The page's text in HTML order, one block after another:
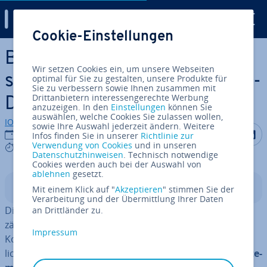
Zum Haupt­in­halt springen
Batch-Datei erstellen: So
schreiben Sie Ihre eigene Bat-
Datei
IONOS Redaktion
01.03.2022
7 mins
Auf Auf
In­halts­ver­zeich­nis
Die cmd.exe, auch als Ein­ga­be­auf­for­de­rung bekannt,
zählt zu Windows ältesten Software-Kom­po­nen­ten. Das
Kom­man­do­zei­len-Tool bietet seit Jahr­zehn­ten die Mög­
lich­keit, direkte Än­de­run­gen an
Microsoft-Be­triebs­sys­te­
Cookie-Einstellungen
Wir setzen Cookies ein, um unsere Webseiten
optimal für Sie zu gestalten, unsere Produkte für
Sie zu verbessern sowie Ihnen zusammen mit
Drittanbietern interessengerechte Werbung
anzuzeigen. In den Einstellungen können Sie
auswählen, welche Cookies Sie zulassen wollen,
sowie Ihre Auswahl jederzeit ändern. Weitere
Infos finden Sie in unserer Richtlinie zur
Verwendung von Cookies und in unseren
Datenschutzhinweisen. Technisch notwendige
Cookies werden auch bei der Auswahl von
ablehnen gesetzt.
Mit einem Klick auf "Akzeptieren" stimmen Sie der
Verarbeitung und der Übermittlung Ihrer Daten
an Drittländer zu.
Impressum